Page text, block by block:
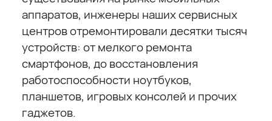
аппаратов, инженеры наших сервисных
центров отремонтировали десятки тысяч
устройств: от мелкого ремонта
смартфонов, до восстановления
работоспособности ноутбуков,
планшетов, игровых консолей и прочих
гаджетов.